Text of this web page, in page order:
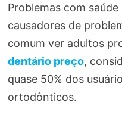
Problemas com
causadores de
comum ver adultos
dentário preço,
quase 50% dos
ortodônticos.